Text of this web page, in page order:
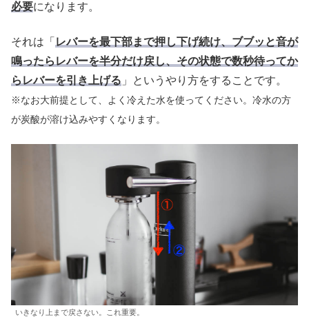
必要になります。
それは「 レバーを最下部まで押し下げ続け、ブブッと音が
鳴ったらレバーを半分だけ戻し、その状態で数秒待ってか
らレバーを引き上げる 」というやり方をすることです。
※なお大前提として、よく冷えた水を使ってください。冷水の方
が炭酸が溶け込みやすくなります。
いきなり上まで戻さない。これ重要。